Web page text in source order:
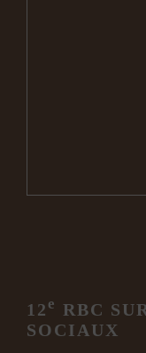
12 e RBC
SOCIAUX